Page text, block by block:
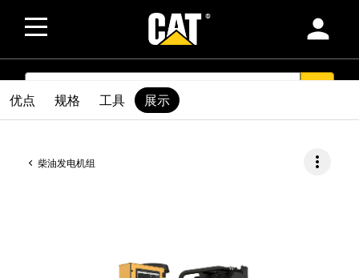
person
SEARCH
柴油发电机组 more_vert
优点 规格 工具 展示